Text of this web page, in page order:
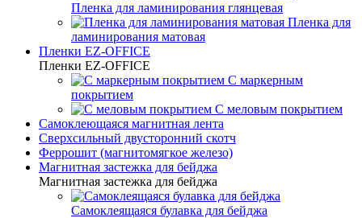
Пленка для ламинирования глянцевая
Пленка для
ламинирования матовая
Пленки EZ-OFFICE
Пленки EZ-OFFICE
С маркерным
покрытием
С меловым покрытием
Самоклеющаяся магнитная лента
Сверхсильный двусторонний скотч
Феррошит (магнитомягкое железо)
Магнитная застежка для бейджа
Магнитная застежка для бейджа
Самоклеящаяся булавка для бейджа